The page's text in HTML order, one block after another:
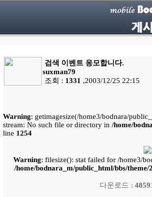
검색 이벤트 응모합니다.
suxman79
조회 : 1331 ,2003/12/25 22:15
Warning: getimagesize(/home3/bodnara/
stream: No such file or directory in /home/
line 1254
Warning: filesize(): stat failed for /home3/
/home/bodnara_m/public_html/bbs/theme/
다운로드 :